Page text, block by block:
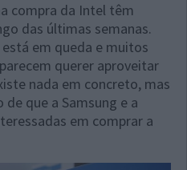
compra da Intel têm
das últimas semanas.
em queda e muitos
querer aproveitar
nada em concreto, mas
que a Samsung e a
em comprar a